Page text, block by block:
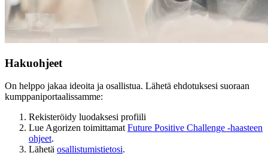
Hakuohjeet
On helppo jakaa ideoita ja osallistua. Lähetä ehdotuksesi suoraan
kumppaniportaalissamme:
Rekisteröidy luodaksesi profiili
Lue Agorizen toimittamatFuture Positive Challenge -haasteen
ohjeet.
Lähetä osallistumistietosi.